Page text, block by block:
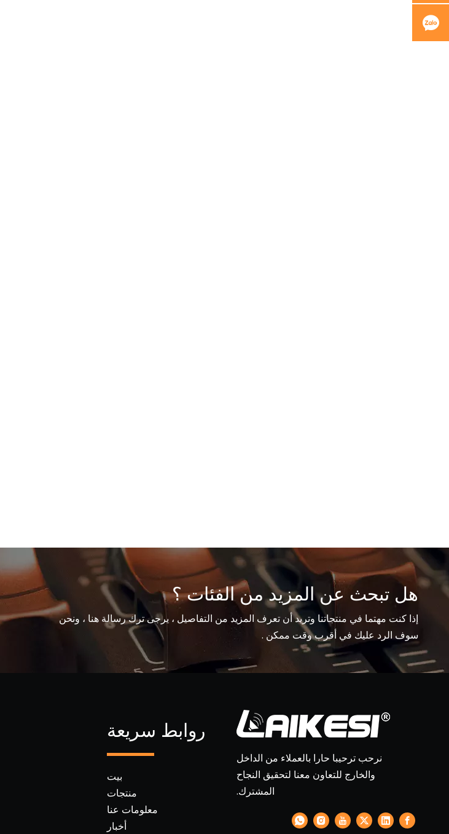
هل تبحث عن المزيد من الفئات ؟
إذا كنت مهتما في منتجاتنا وتريد أن تعرف المزيد من التفاصيل ، يرجى ترك رسالة هنا ، ونحن
سوف الرد عليك في أقرب وقت ممكن .
نرحب ترحيبا حارا بالعملاء من الداخل
والخارج للتعاون معنا لتحقيق النجاح
المشترك.
روابط سريعة
بيت
منتجات
معلومات عنا
أخبار